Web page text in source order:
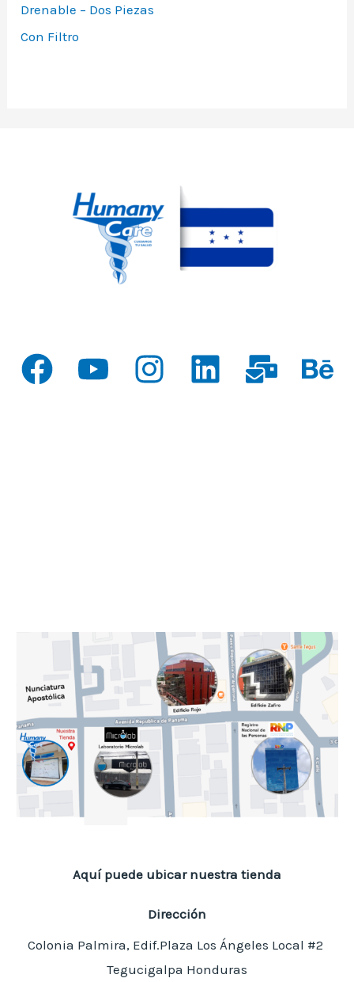
Drenable – Dos Piezas
Con Filtro
Aquí puede ubicar nuestra tienda
Dirección
Colonia Palmira, Edif.Plaza Los Ángeles Local #2
Tegucigalpa Honduras